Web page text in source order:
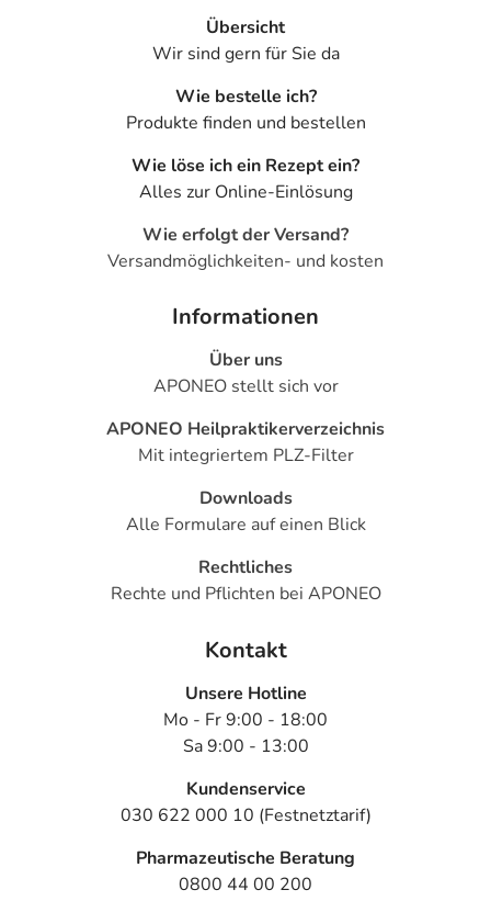
Übersicht
Wir sind gern für Sie da
Wie bestelle ich?
Produkte finden und bestellen
Wie löse ich ein Rezept ein?
Alles zur Online-Einlösung
Wie erfolgt der Versand?
Versandmöglichkeiten- und kosten
Informationen
Über uns
APONEO stellt sich vor
APONEO Heilpraktikerverzeichnis
Mit integriertem PLZ-Filter
Downloads
Alle Formulare auf einen Blick
Rechtliches
Rechte und Pflichten bei APONEO
Kontakt
Unsere Hotline
Mo - Fr 9:00 - 18:00
Sa 9:00 - 13:00
Kundenservice
030 622 000 10 (Festnetztarif)
Pharmazeutische Beratung
0800 44 00 200